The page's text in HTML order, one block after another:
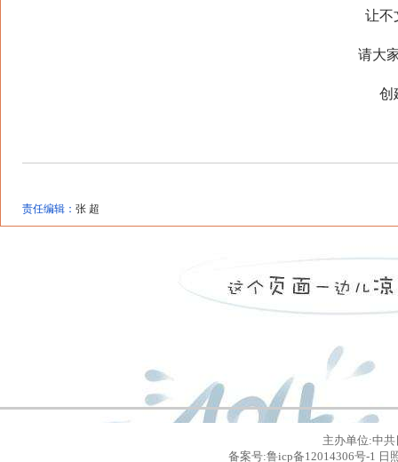
让不文
请大家
创建
责任编辑： 张 超
主办单位:中
备案号:鲁icp备12014306号-1